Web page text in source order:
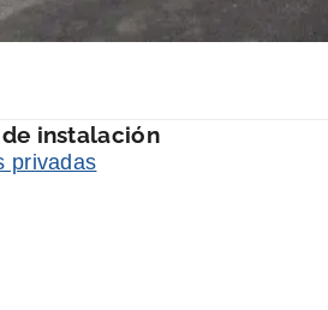
instalación
privadas